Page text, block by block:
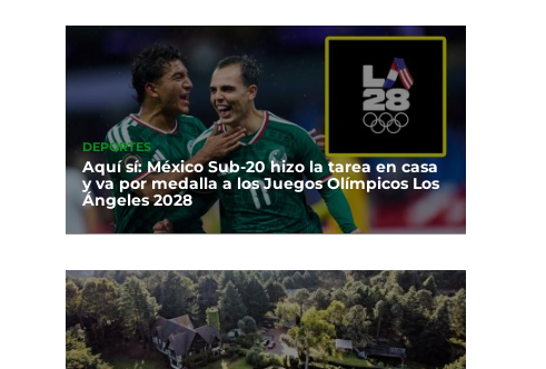
DEPORTES
Aquí sí: México Sub-20 hizo la tarea en casa
y va por medalla a los Juegos Olímpicos Los
Ángeles 2028